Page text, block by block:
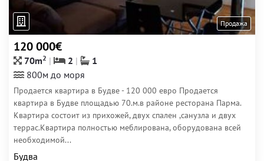
Продажа
120 000€
70m2 2
1
800м до моря
Продается квартира в Будве - 120 000 евро Продается
квартира в Будве площадью 70.м.в районе ресторана Парма.
Квартира состоит из прихожей, двух спален ,санузла и двух
террас.Квартира полностью меблирована, оборудована всей
необходимой...
Будва